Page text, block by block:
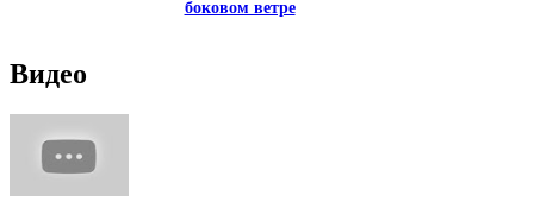
боковом ветре
Видео